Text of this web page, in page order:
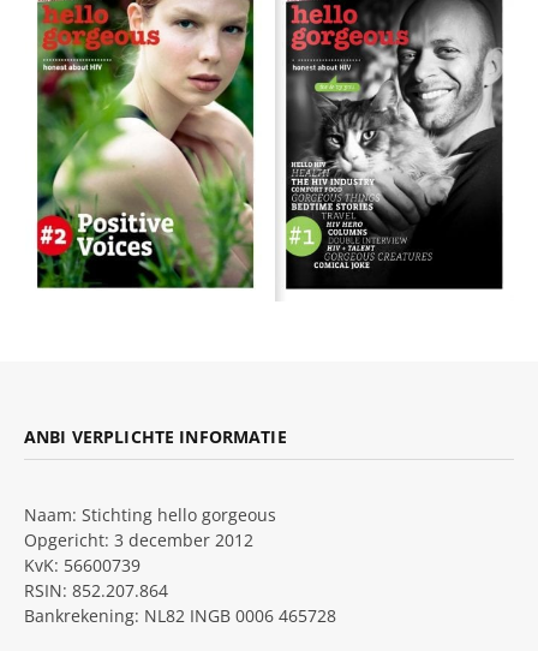
ANBI VERPLICHTE INFORMATIE
Naam: Stichting hello gorgeous
Opgericht: 3 december 2012
KvK: 56600739
RSIN: 852.207.864
Bankrekening: NL82 INGB 0006 465728